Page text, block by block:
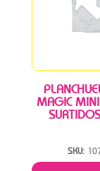
MAGIC
SKU: